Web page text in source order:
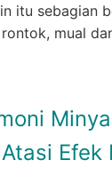
itu sebagian
mual
Efek